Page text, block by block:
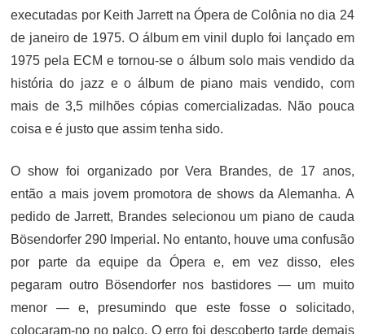
executadas por Keith Jarrett na Ópera de Colônia no dia 24
de janeiro de 1975. O álbum em vinil duplo foi lançado em
1975 pela ECM e tornou-se o álbum solo mais vendido da
história do jazz e o álbum de piano mais vendido, com
mais de 3,5 milhões cópias comercializadas. Não pouca
coisa e é justo que assim tenha sido.
O show foi organizado por Vera Brandes, de 17 anos,
então a mais jovem promotora de shows da Alemanha. A
pedido de Jarrett, Brandes selecionou um piano de cauda
Bösendorfer 290 Imperial. No entanto, houve uma confusão
por parte da equipe da Ópera e, em vez disso, eles
pegaram outro Bösendorfer nos bastidores — um muito
menor — e, presumindo que este fosse o solicitado,
colocaram-no no palco. O erro foi descoberto tarde demais